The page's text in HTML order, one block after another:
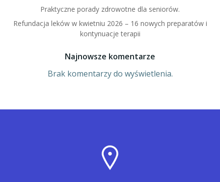
Praktyczne porady zdrowotne dla seniorów.
Refundacja leków w kwietniu 2026 – 16 nowych preparatów i
kontynuacje terapii
Najnowsze komentarze
Brak komentarzy do wyświetlenia.